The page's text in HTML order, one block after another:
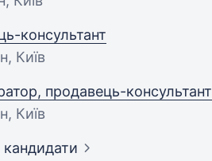
консультант
, Київ
продавець-консультант
, Київ
кандидати